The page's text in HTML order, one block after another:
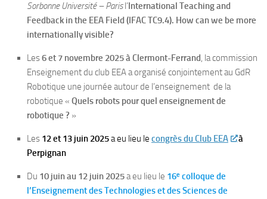
Sorbonne Université – Parisl’International Teaching and
Feedback in the EEA Field (IFAC TC9.4). How can we be more
internationally visible?
Les6 et 7 novembre 2025 à Clermont-Ferrand, la commission
Enseignement du club EEA a organisé conjointement au GdR
Robotique une journée autour de l’enseignement de la
robotique « Quels robots pour quel enseignement de
robotique ? »
Les 12 et 13 juin 2025a eu lieu le congrès du Club EEA
à
Perpignan
Du 10 juin au 12 juin 2025a eu lieu le 16ᵉ colloque de
l’Enseignement des Technologies et des Sciences de